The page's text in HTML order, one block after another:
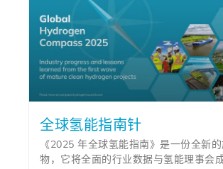
全球氢能指南针
《2025 年全球氢能指南》是一份全新
物，它将全面的行业数据与氢能理事会